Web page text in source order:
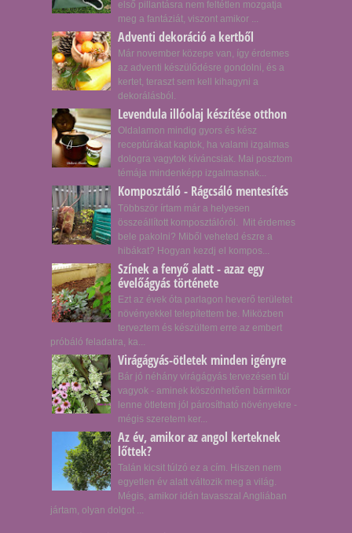
első pillantásra nem feltétlen mozgatja
meg a fantáziát, viszont amikor ...
Adventi dekoráció a kertből
Már november közepe van, így érdemes
az adventi készülődésre gondolni, és a
kertet, teraszt sem kell kihagyni a
dekorálásból.
Levendula illóolaj készítése otthon
Oldalamon mindig gyors és kész
receptúrákat kaptok, ha valami izgalmas
dologra vagytok kíváncsiak. Mai posztom
témája mindenképp izgalmasnak...
Komposztáló - Rágcsáló mentesítés
Többször írtam már a helyesen
összeállított komposztálóról. Mit érdemes
bele pakolni? Miből veheted észre a
hibákat? Hogyan kezdj el kompos...
Színek a fenyő alatt - azaz egy
évelőágyás története
Ezt az évek óta parlagon heverő területet
növényekkel telepítettem be. Miközben
terveztem és készültem erre az embert
próbáló feladatra, ka...
Virágágyás-ötletek minden igényre
Bár jó néhány virágágyás tervezésen túl
vagyok - aminek köszönhetően bármikor
lenne ötletem jól párosítható növényekre -
mégis szeretem ker...
Az év, amikor az angol kerteknek
lőttek?
Talán kicsit túlzó ez a cím. Hiszen nem
egyetlen év alatt változik meg a világ.
Mégis, amikor idén tavasszal Angliában
jártam, olyan dolgot ...